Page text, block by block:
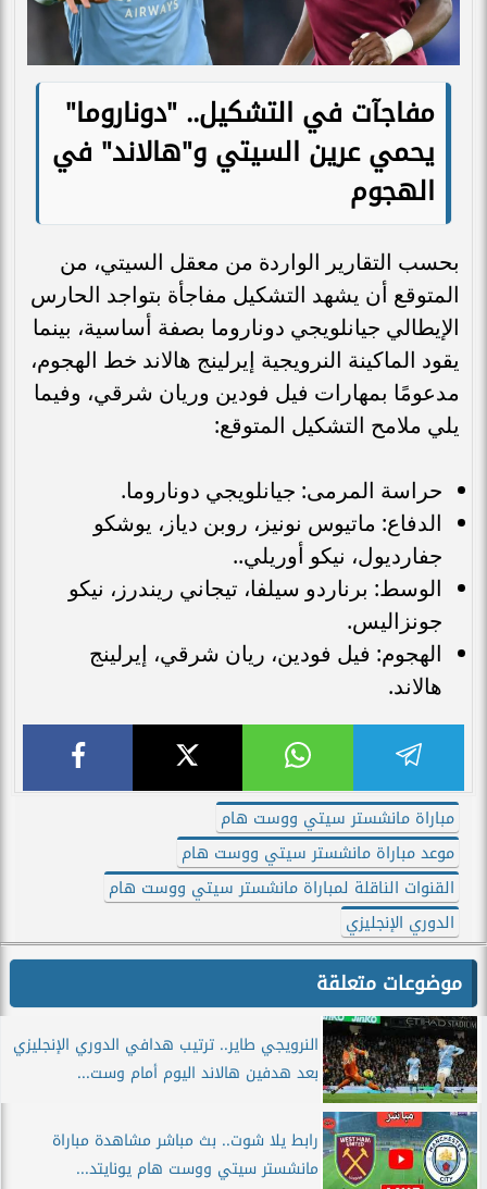
مفاجآت في التشكيل.. "دوناروما"
يحمي عرين السيتي و"هالاند" في
الهجوم
بحسب التقارير الواردة من معقل السيتي، من
المتوقع أن يشهد التشكيل مفاجأة بتواجد الحارس
الإيطالي جيانلويجي دوناروما بصفة أساسية، بينما
يقود الماكينة النرويجية إيرلينج هالاند خط الهجوم،
مدعومًا بمهارات فيل فودين وريان شرقي، وفيما
يلي ملامح التشكيل المتوقع:
حراسة المرمى: جيانلويجي دوناروما.
الدفاع: ماتيوس نونيز، روبن دياز، يوشكو
جفارديول، نيكو أوريلي..
الوسط: برناردو سيلفا، تيجاني ريندرز، نيكو
جونزاليس.
الهجوم: فيل فودين، ريان شرقي، إيرلينج
هالاند.
مباراة مانشستر سيتي ووست هام
موعد مباراة مانشستر سيتي ووست هام
القنوات الناقلة لمباراة مانشستر سيتي ووست هام
الدوري الإنجليزي
موضوعات متعلقة
النرويجي طاير.. ترتيب هدافي الدوري الإنجليزي
بعد هدفين هالاند اليوم أمام وست...
رابط يلا شوت.. بث مباشر مشاهدة مباراة
مانشستر سيتي ووست هام يونايتد...